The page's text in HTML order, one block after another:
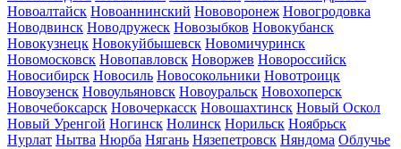
Новоалтайск Новоаннинский Нововоронеж Новогродовка
Новодвинск Новодружеск Новозыбков Новокубанск
Новокузнецк Новокуйбышевск Новомичуринск
Новомосковск Новопавловск Новоржев Новороссийск
Новосибирск Новосиль Новосокольники Новотроицк
Новоузенск Новоульяновск Новоуральск Новохоперск
Новочебоксарск Новочеркасск Новошахтинск Новый Оскол
Новый Уренгой Ногинск Нолинск Норильск Ноябрьск
Нурлат Нытва Нюрба Нягань Нязепетровск Няндома Облучье